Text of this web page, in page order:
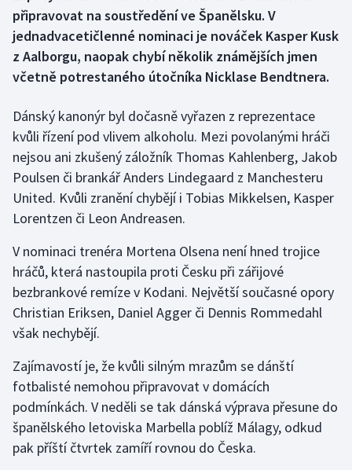
Curling
Dostihy
Florbal
Futsal
Golf
Gymnastika
Házená
Jezdectví
Judo
Krasobruslení
Lezení
Lyže a snowboard
připravovat na soustředění ve Španělsku. V
jednadvacetičlenné nominaci je nováček Kasper Kusk
z Aalborgu, naopak chybí několik známějších jmen
včetně potrestaného útočníka Nicklase Bendtnera.
Dánský kanonýr byl dočasně vyřazen z reprezentace
kvůli řízení pod vlivem alkoholu. Mezi povolanými hráči
nejsou ani zkušený záložník Thomas Kahlenberg, Jakob
Poulsen či brankář Anders Lindegaard z Manchesteru
United. Kvůli zranění chybějí i Tobias Mikkelsen, Kasper
Lorentzen či Leon Andreasen.
V nominaci trenéra Mortena Olsena není hned trojice
hráčů, která nastoupila proti Česku při zářijové
bezbrankové remíze v Kodani. Největší současné opory
Christian Eriksen, Daniel Agger či Dennis Rommedahl
však nechybějí.
Zajímavostí je, že kvůli silným mrazům se dánští
fotbalisté nemohou připravovat v domácích
podmínkách. V neděli se tak dánská výprava přesune do
španělského letoviska Marbella poblíž Málagy, odkud
pak příští čtvrtek zamíří rovnou do Česka.